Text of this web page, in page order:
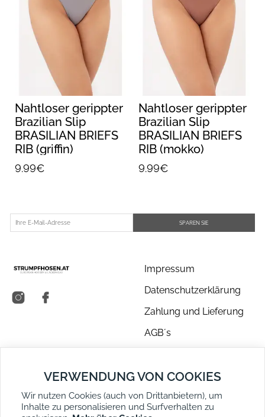
Nahtloser gerippter
Brazilian Slip
BRASILIAN BRIEFS
RIB (griffin)
9.99€
Nahtloser gerippter
Brazilian Slip
BRASILIAN BRIEFS
RIB (mokko)
9.99€
SPAREN SIE
Impressum
Datenschutzerklärung
Zahlung und Lieferung
AGB´s
Kontakt
Retouren
VERWENDUNG VON COOKIES
Wir nutzen Cookies (auch von Drittanbietern), um
Inhalte zu personalisieren und Surfverhalten zu